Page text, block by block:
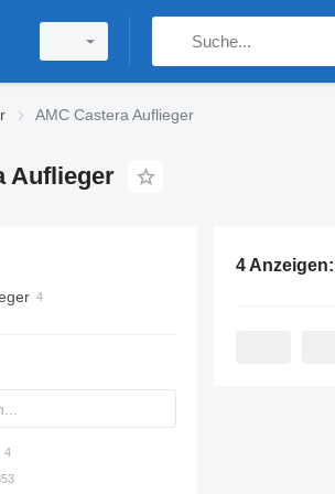
AMC Castera Auflieger
Auflieger
4 Anzeigen: